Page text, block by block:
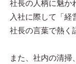
社長の人柄に魅か
入社に際して「経
社長の言葉で熱く
また、社内の清掃